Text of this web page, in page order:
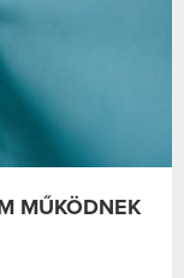
MŰKÖDNEK